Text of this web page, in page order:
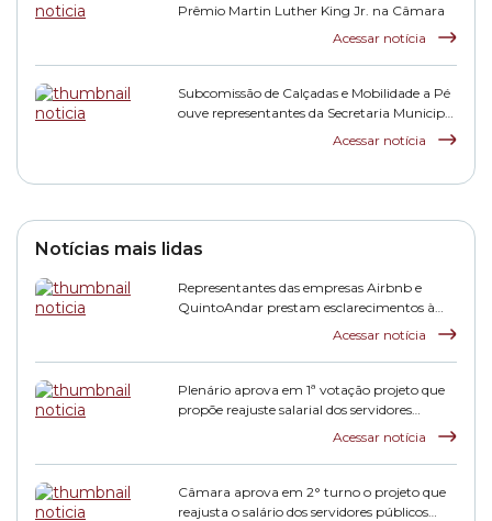
Prêmio Martin Luther King Jr. na Câmara
Acessar notícia
Subcomissão de Calçadas e Mobilidade a Pé
ouve representantes da Secretaria Municipal
Acessar notícia
Notícias mais lidas
Representantes das empresas Airbnb e
QuintoAndar prestam esclarecimentos à
Acessar notícia
Plenário aprova em 1ª votação projeto que
propõe reajuste salarial dos servidores
Acessar notícia
Câmara aprova em 2° turno o projeto que
reajusta o salário dos servidores públicos